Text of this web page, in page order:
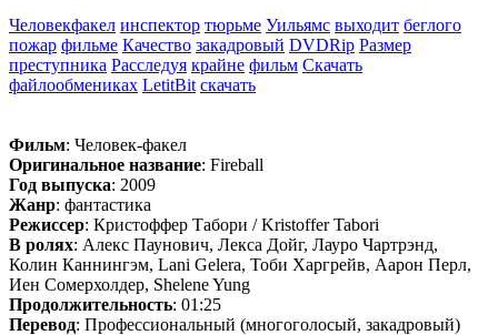
Человекфакел инспектор тюрьме Уильямс выходит беглого
пожар фильме Качество закадровый DVDRip Размер
преступника Расследуя крайне фильм Скачать
файлообмениках LetitBit скачать
Фильм: Человек-факел
Оригинальное название: Fireball
Год выпуска: 2009
Жанр: фантастика
Режиссер: Кристоффер Табори / Kristoffer Tabori
В ролях: Алекс Паунович, Лекса Дойг, Лауро Чартрэнд,
Колин Каннингэм, Lani Gelera, Тоби Харгрейв, Аарон Перл,
Иен Сомерхолдер, Shelene Yung
Продолжительность: 01:25
Перевод: Профессиональный (многоголосый, закадровый)